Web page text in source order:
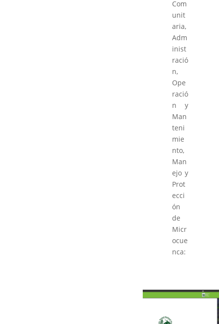
Com
unit
aria,
Adm
inist
ració
n,
Ope
ració
n y
Man
teni
mie
nto,
Man
ejo y
Prot
ecci
ón
de
Micr
ocue
nca: